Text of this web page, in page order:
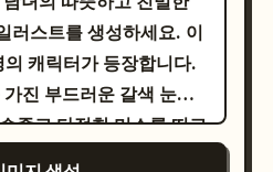
옆에서 여성을 바라봅니
어색한 포즈가 아닌, 자
정한 상호작용 관계를 보
요. 배경은 나무 테이블,
1명, 전경에서 헬멧을 들
며 무릎을 꿇고 있는 흰
여성 우주비행사 1명, 그
스럽게 빛나는 황금빛 별
림색 오렌지빛 고양이
러스트를 생성하세요. 이
캐릭터가 등장합니다.
가진 부드러운 갈색 눈의
줍고 다정한 미소를 띠고